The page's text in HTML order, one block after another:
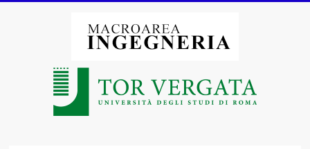
Macroarea